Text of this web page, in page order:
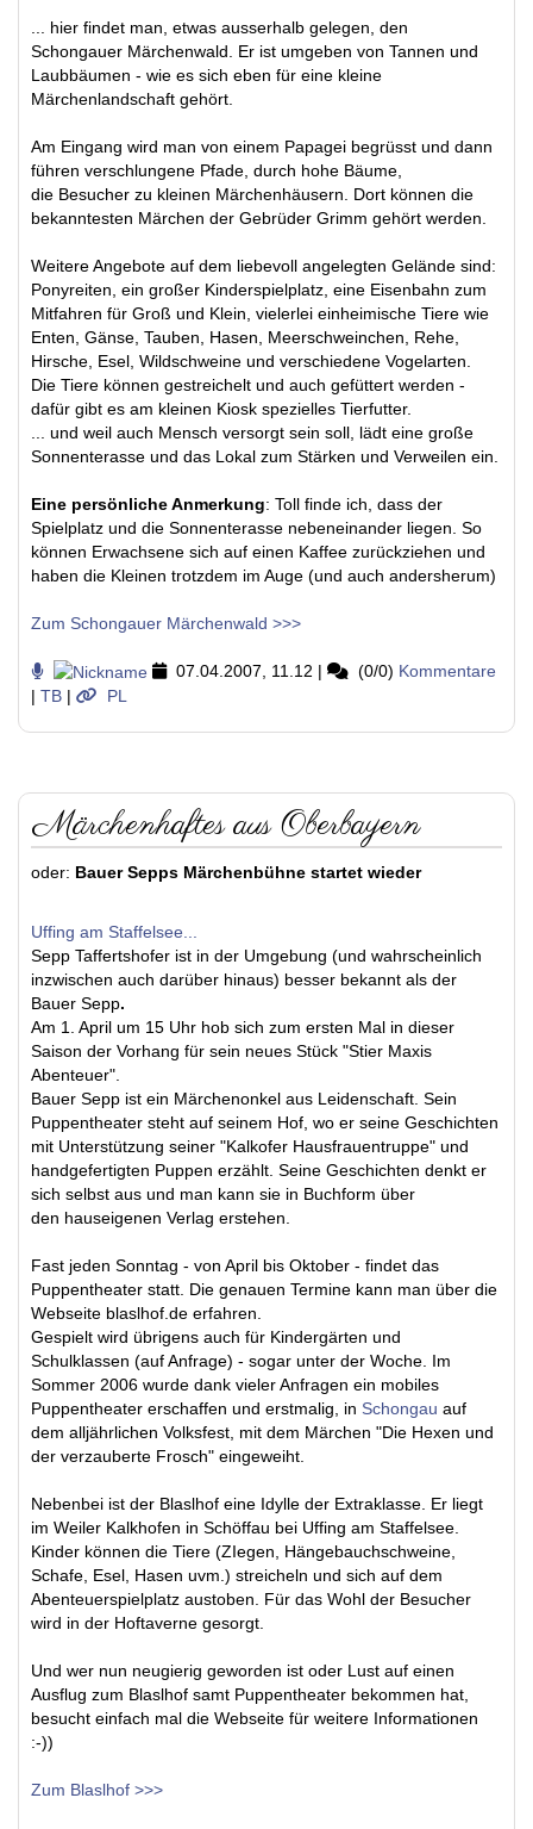
... hier findet man, etwas ausserhalb gelegen, den
Schongauer Märchenwald. Er ist umgeben von Tannen und
Laubbäumen - wie es sich eben für eine kleine
Märchenlandschaft gehört.
Am Eingang wird man von einem Papagei begrüsst und dann
führen verschlungene Pfade, durch hohe Bäume,
die Besucher zu kleinen Märchenhäusern. Dort können die
bekanntesten Märchen der Gebrüder Grimm gehört werden.
Weitere Angebote auf dem liebevoll angelegten Gelände sind:
Ponyreiten, ein großer Kinderspielplatz, eine Eisenbahn zum
Mitfahren für Groß und Klein, vielerlei einheimische Tiere wie
Enten, Gänse, Tauben, Hasen, Meerschweinchen, Rehe,
Hirsche, Esel, Wildschweine und verschiedene Vogelarten.
Die Tiere können gestreichelt und auch gefüttert werden -
dafür gibt es am kleinen Kiosk spezielles Tierfutter.
... und weil auch Mensch versorgt sein soll, lädt eine große
Sonnenterasse und das Lokal zum Stärken und Verweilen ein.
Eine persönliche Anmerkung: Toll finde ich, dass der
Spielplatz und die Sonnenterasse nebeneinander liegen. So
können Erwachsene sich auf einen Kaffee zurückziehen und
haben die Kleinen trotzdem im Auge (und auch andersherum)
Zum Schongauer Märchenwald >>>
07.04.2007, 11.12 | (0/0) Kommentare
| TB | PL
Märchenhaftes aus Oberbayern
oder: Bauer Sepps Märchenbühne startet wieder
Uffing am Staffelsee...
Sepp Taffertshofer ist in der Umgebung (und wahrscheinlich
inzwischen auch darüber hinaus) besser bekannt als der
Bauer Sepp.
Am 1. April um 15 Uhr hob sich zum ersten Mal in dieser
Saison der Vorhang für sein neues Stück "Stier Maxis
Abenteuer".
Bauer Sepp ist ein Märchenonkel aus Leidenschaft. Sein
Puppentheater steht auf seinem Hof, wo er seine Geschichten
mit Unterstützung seiner "Kalkofer Hausfrauentruppe" und
handgefertigten Puppen erzählt. Seine Geschichten denkt er
sich selbst aus und man kann sie in Buchform über
den hauseigenen Verlag erstehen.
Fast jeden Sonntag - von April bis Oktober - findet das
Puppentheater statt. Die genauen Termine kann man über die
Webseite blaslhof.de erfahren.
Gespielt wird übrigens auch für Kindergärten und
Schulklassen (auf Anfrage) - sogar unter der Woche. Im
Sommer 2006 wurde dank vieler Anfragen ein mobiles
Puppentheater erschaffen und erstmalig, in Schongau auf
dem alljährlichen Volksfest, mit dem Märchen "Die Hexen und
der verzauberte Frosch" eingeweiht.
Nebenbei ist der Blaslhof eine Idylle der Extraklasse. Er liegt
im Weiler Kalkhofen in Schöffau bei Uffing am Staffelsee.
Kinder können die Tiere (ZIegen, Hängebauchschweine,
Schafe, Esel, Hasen uvm.) streicheln und sich auf dem
Abenteuerspielplatz austoben. Für das Wohl der Besucher
wird in der Hoftaverne gesorgt.
Und wer nun neugierig geworden ist oder Lust auf einen
Ausflug zum Blaslhof samt Puppentheater bekommen hat,
besucht einfach mal die Webseite für weitere Informationen
:-))
Zum Blaslhof >>>